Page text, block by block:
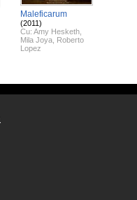
Maleficarum
(2011)
Cu: Amy Hesketh
Mila Joya Roberto
Lopez